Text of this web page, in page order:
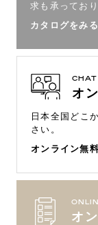
求も承っており
カタログをみる
CHAT
オ
日本全国どこ
さい。
オンライン無
オ